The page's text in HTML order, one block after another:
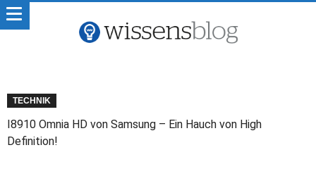
TECHNIK
I8910 Omnia HD von Samsung – Ein Hauch von High
Definition!